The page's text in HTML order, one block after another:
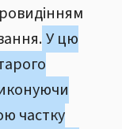
У цю
частку